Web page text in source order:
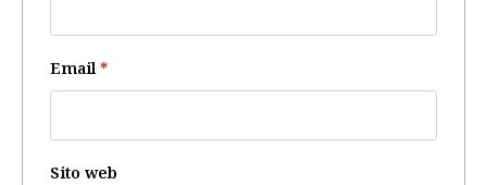
Email *
Sito web